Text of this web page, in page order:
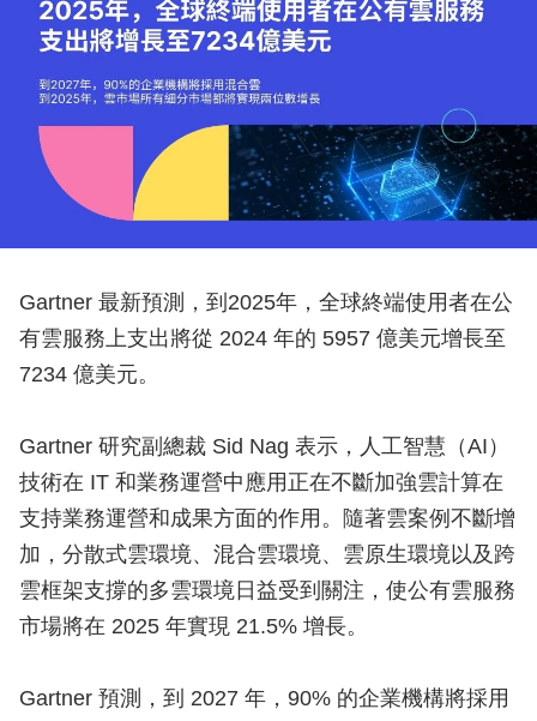
Gartner 最新預測，到2025年，全球終端使用者在公
有雲服務上支出將從 2024 年的 5957 億美元增長至
7234 億美元。
Gartner 研究副總裁 Sid Nag 表示，人工智慧（AI）
技術在 IT 和業務運營中應用正在不斷加強雲計算在
支持業務運營和成果方面的作用。隨著雲案例不斷增
加，分散式雲環境、混合雲環境、雲原生環境以及跨
雲框架支撐的多雲環境日益受到關注，使公有雲服務
市場將在 2025 年實現 21.5% 增長。
Gartner 預測，到 2027 年，90% 的企業機構將採用